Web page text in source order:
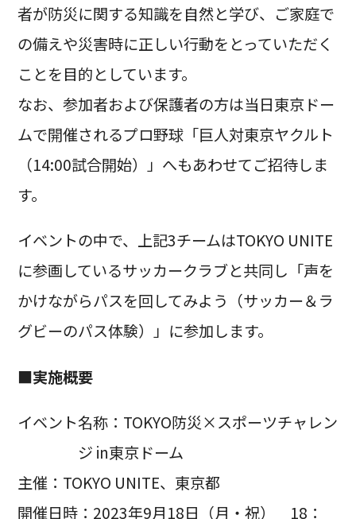
者が防災に関する知識を自然と学び、ご家庭で
の備えや災害時に正しい行動をとっていただく
ことを目的としています。
なお、参加者および保護者の方は当日東京ドー
ムで開催されるプロ野球「巨人対東京ヤクルト
（14:00試合開始）」へもあわせてご招待しま
す。
イベントの中で、上記3チームはTOKYO UNITE
に参画しているサッカークラブと共同し「声を
かけながらパスを回してみよう（サッカー＆ラ
グビーのパス体験）」に参加します。
■実施概要
イベント名称：TOKYO防災×スポーツチャレン
ジ in東京ドーム
主催：TOKYO UNITE、東京都
開催日時：2023年9月18日（月・祝） 18：